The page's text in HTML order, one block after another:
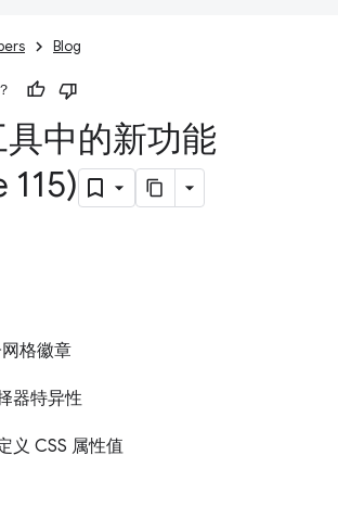
Blog
中的新功能
115)
格徽章
器特异性
义 CSS 属性值